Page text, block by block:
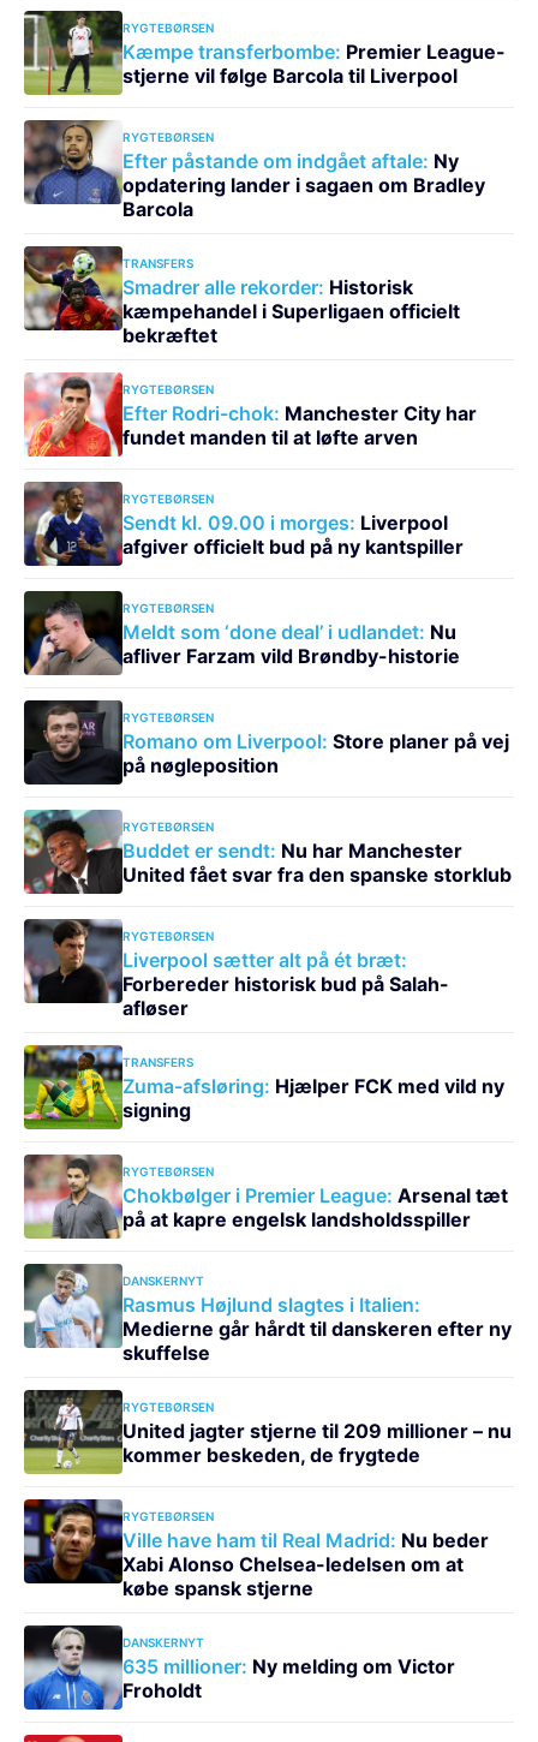
RYGTEBØRSEN
Kæmpe transferbombe: Premier League-
stjerne vil følge Barcola til Liverpool
RYGTEBØRSEN
Efter påstande om indgået aftale: Ny
opdatering lander i sagaen om Bradley
Barcola
TRANSFERS
Smadrer alle rekorder: Historisk
kæmpehandel i Superligaen officielt
bekræftet
RYGTEBØRSEN
Efter Rodri-chok: Manchester City har
fundet manden til at løfte arven
RYGTEBØRSEN
Sendt kl. 09.00 i morges: Liverpool
afgiver officielt bud på ny kantspiller
RYGTEBØRSEN
Meldt som ‘done deal’ i udlandet: Nu
afliver Farzam vild Brøndby-historie
RYGTEBØRSEN
Romano om Liverpool: Store planer på vej
på nøgleposition
RYGTEBØRSEN
Buddet er sendt: Nu har Manchester
United fået svar fra den spanske storklub
RYGTEBØRSEN
Liverpool sætter alt på ét bræt:
Forbereder historisk bud på Salah-
afløser
TRANSFERS
Zuma-afsløring: Hjælper FCK med vild ny
signing
RYGTEBØRSEN
Chokbølger i Premier League: Arsenal tæt
på at kapre engelsk landsholdsspiller
DANSKERNYT
Rasmus Højlund slagtes i Italien:
Medierne går hårdt til danskeren efter ny
skuffelse
RYGTEBØRSEN
United jagter stjerne til 209 millioner – nu
kommer beskeden, de frygtede
RYGTEBØRSEN
Ville have ham til Real Madrid: Nu beder
Xabi Alonso Chelsea-ledelsen om at
købe spansk stjerne
DANSKERNYT
635 millioner: Ny melding om Victor
Froholdt